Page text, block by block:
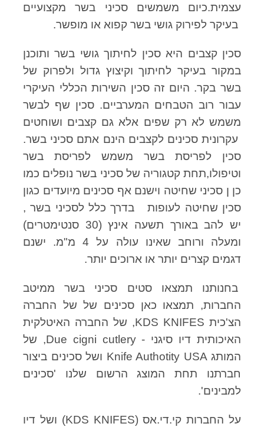
עצמית.כיום משמשים סכיני בשר מקצועיים
בעיקר לפירוק גושי בשר קפוא או מופשר.
סכין קצבים היא סכין לחיתוך גושי בשר ותוכנן
במקור בעיקר לחיתוך וקיצוץ גדול ולפרוק של
בשר בקר. היום זה סכין השירות הכללי העיקרי
עבור רוב הטבחים המערביים. סכין שף לבשר
משמש לא רק שפים אלא גם קצבים ושוחטים
עקרונית סכינים לקצבים הינם אתם סכיני בשר.
סכין לפריסת בשר משמש לפריסת בשר
וטיפולו,תחת קטגוריה של סכיני בשר נופלים כמו
כן ן סכיני שחיטה וישנם אף סכינים מיועדים כגון
סכין שחיטה לעופות בדרך כלל לסכיני בשר ,
יש להב באורך תשעה אינץ (30 סנטימטרים)
ומעלה ורוחב שאינו עולה על 4 מ"מ. ישנם
דגמים קצרים יותר או ארוכים יותר.
בחנותנו תמצאו סטים סכיני בשר ממיטב
החברות, תמצאו כאן סכינים של של החברה
הצ'כית KDS KNIFES, של החברה האיטלקית
האיכותית דיו סיגני - Due cigni cutlery, של
המותג Knife Authotity USA ושל סכינים ביצור
חברתנו תחת המוצג הרשום שלנו 'סכינים
למבינים'.
על החברות קי.די.אס (KDS KNIFES) ושל דיו